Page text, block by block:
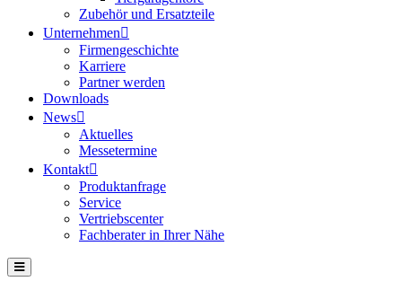
Zubehör und Ersatzteile
Unternehmen
Firmengeschichte
Karriere
Partner werden
Downloads
News
Aktuelles
Messetermine
Kontakt
Produktanfrage
Service
Vertriebscenter
Fachberater in Ihrer Nähe